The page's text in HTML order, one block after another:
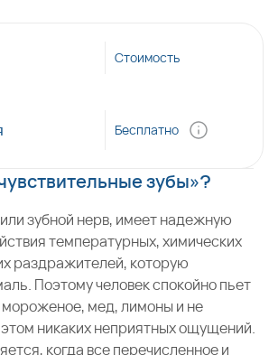
Стоимость
Бесплатно
зубы»?
зубной нерв, имеет надежную
температурных, химических
раздражителей, которую
Поэтому человек спокойно пьет
мороженое, мед, лимоны и не
никаких неприятных ощущений.
когда все перечисленное и